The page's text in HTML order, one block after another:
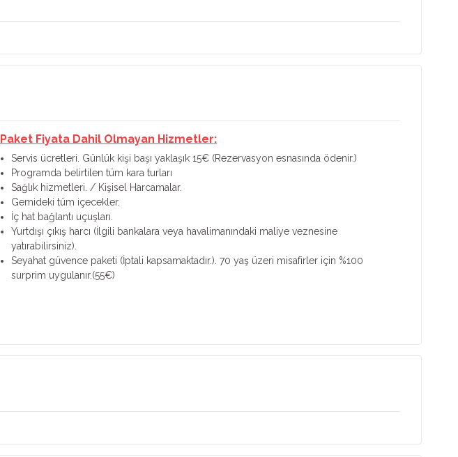
Paket Fiyata Dahil Olmayan Hizmetler:
Servis ücretleri. Günlük kişi başı yaklaşık 15€ (Rezervasyon esnasında ödenir.)
Programda belirtilen tüm kara turları
Sağlık hizmetleri. / Kişisel Harcamalar.
Gemideki tüm içecekler.
İç hat bağlantı uçuşları.
Yurtdışı çıkış harcı (İlgili bankalara veya havalimanındaki maliye veznesine
yatırabilirsiniz).
Seyahat güvence paketi (İptali kapsamaktadır.). 70 yaş üzeri misafirler için %100
surprim uygulanır.(55€)